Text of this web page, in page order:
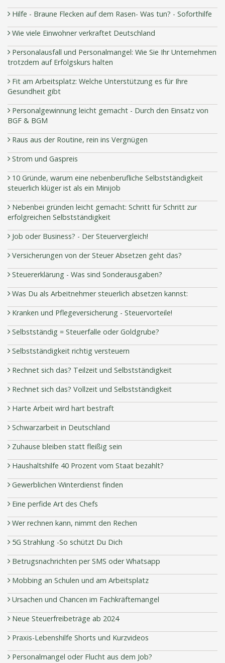
Hilfe - Braune Flecken auf dem Rasen- Was tun? - Soforthilfe
Wie viele Einwohner verkraftet Deutschland
Personalausfall und Personalmangel: Wie Sie Ihr Unternehmen
trotzdem auf Erfolgskurs halten
Fit am Arbeitsplatz: Welche Unterstützung es für Ihre
Gesundheit gibt
Personalgewinnung leicht gemacht - Durch den Einsatz von
BGF & BGM
Raus aus der Routine, rein ins Vergnügen
Strom und Gaspreis
10 Gründe, warum eine nebenberufliche Selbstständigkeit
steuerlich klüger ist als ein Minijob
Nebenbei gründen leicht gemacht: Schritt für Schritt zur
erfolgreichen Selbstständigkeit
Job oder Business? - Der Steuervergleich!
Versicherungen von der Steuer Absetzen geht das?
Steuererklärung - Was sind Sonderausgaben?
Was Du als Arbeitnehmer steuerlich absetzen kannst:
Kranken und Pflegeversicherung - Steuervorteile!
Selbstständig = Steuerfalle oder Goldgrube?
Selbstständigkeit richtig versteuern
Rechnet sich das? Teilzeit und Selbstständigkeit
Rechnet sich das? Vollzeit und Selbstständigkeit
Harte Arbeit wird hart bestraft
Schwarzarbeit in Deutschland
Zuhause bleiben statt fleißig sein
Haushaltshilfe 40 Prozent vom Staat bezahlt?
Gewerblichen Winterdienst finden
Eine perfide Art des Chefs
Wer rechnen kann, nimmt den Rechen
5G Strahlung -So schützt Du Dich
Betrugsnachrichten per SMS oder Whatsapp
Mobbing an Schulen und am Arbeitsplatz
Ursachen und Chancen im Fachkräftemangel
Neue Steuerfreibeträge ab 2024
Praxis-Lebenshilfe Shorts und Kurzvideos
Personalmangel oder Flucht aus dem Job?